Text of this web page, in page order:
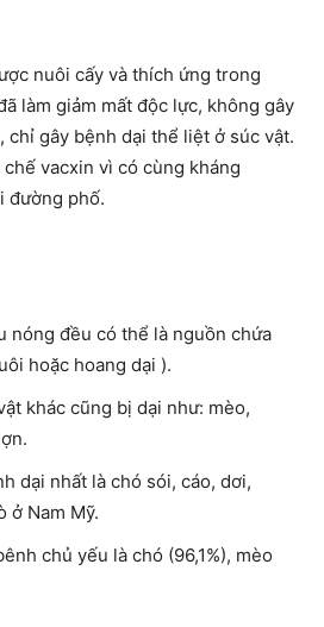
nuôi cấy và thích ứng trong
làm giảm mất độc lực, không gây
chỉ gây bệnh dại thể liệt ở súc vật.
vacxin vì có cùng kháng
đường phố.
nóng đều có thể là nguồn chứa
hoặc hoang dại ).
khác cũng bị dại như: mèo,
dại nhất là chó sói, cáo, dơi,
ở Nam Mỹ.
chủ yếu là chó (96,1%), mèo